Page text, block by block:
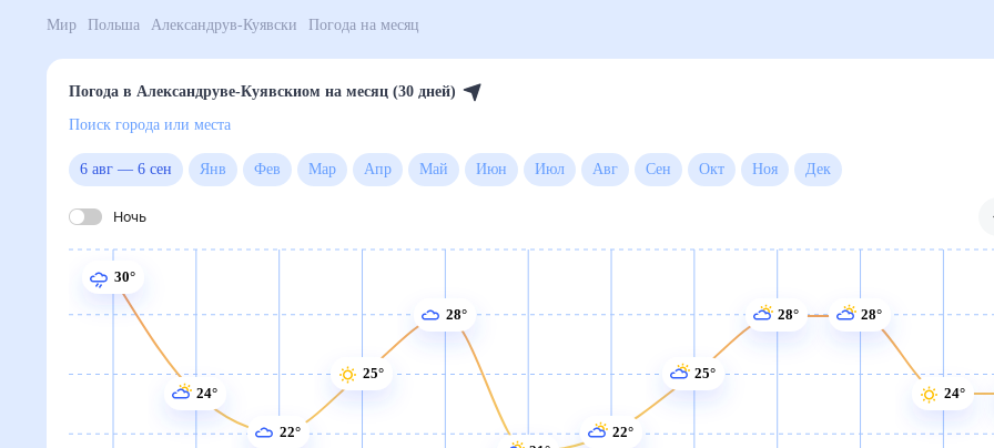
Мир Польша Александрув-Куявски Погода на месяц
Погода в Александруве-Куявскиом на месяц (30 дней)
Поиск города или места
6 авг— 6 сен Янв Фев Мар Апр Май Июн Июл Авг Сен Окт Ноя
Ночь
30°
24°
22°
25°
28°
22°
25°
28° 28°
24°